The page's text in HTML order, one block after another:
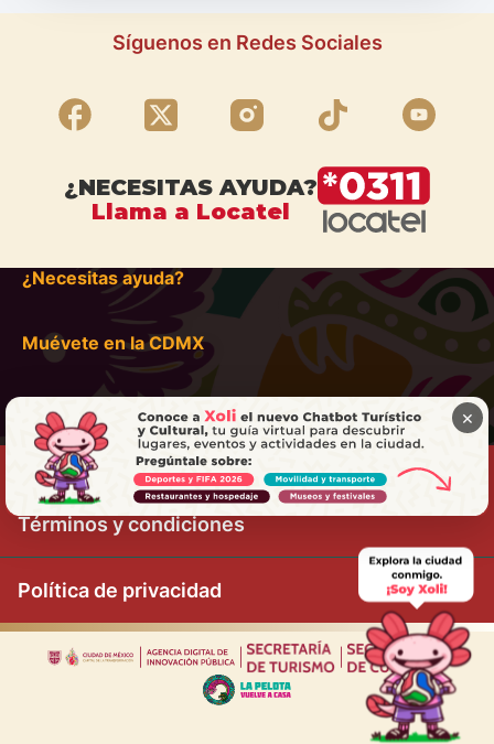
Síguenos en Redes Sociales
¿NECESITAS AYUDA?
Llama a Locatel
¿Necesitas ayuda?
Muévete en la CDMX
Términos y condiciones
Política de privacidad
|
×